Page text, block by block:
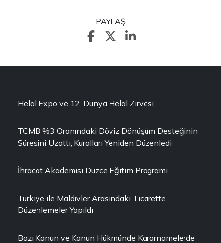
PAYLAŞ
Helal Expo ve 12. Dünya Helal Zirvesi
TCMB %3 Oranındaki Döviz Dönüşüm Desteğinin
Süresini Uzattı, Kuralları Yeniden Düzenledi
İhracat Akademisi Düzce Eğitim Programı
Türkiye ile Maldivler Arasındaki Ticarette
Düzenlemeler Yapıldı
Bazı Kanun ve Kanun Hükmünde Kararnamelerde